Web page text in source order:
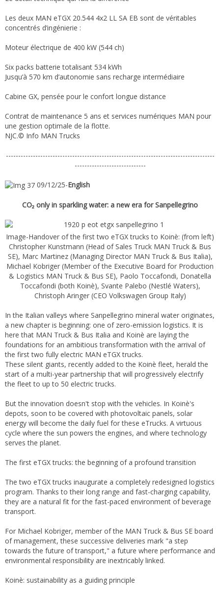
Les deux MAN eTGX 20.544 4x2 LL SA EB sont de véritables
concentrés d’ingénierie :
Moteur électrique de 400 kW (544 ch)
Six packs batterie totalisant 534 kWh
Jusqu’à 570 km d’autonomie sans recharge intermédiaire
Cabine GX, pensée pour le confort longue distance
Contrat de maintenance 5 ans et services numériques MAN pour
une gestion optimale de la flotte.
NJC.© Info MAN Trucks
-------------------------------------------------------------------------------------
-----------------------------
09/12/25-English
CO₂ only in sparkling water: a new era for Sanpellegrino
Image-Handover of the first two eTGX trucks to Koinè: (from left)
Christopher Kunstmann (Head of Sales Truck MAN Truck & Bus
SE), Marc Martinez (Managing Director MAN Truck & Bus Italia),
Michael Kobriger (Member of the Executive Board for Production
& Logistics MAN Truck & Bus SE), Paolo Toccafondi, Donatella
Toccafondi (both Koinè), Svante Palebo (Nestlé Waters),
Christoph Aringer (CEO Volkswagen Group Italy)
In the Italian valleys where Sanpellegrino mineral water originates,
a new chapter is beginning: one of zero-emission logistics. It is
here that MAN Truck & Bus Italia and Koinè are laying the
foundations for an ambitious transformation with the arrival of
the first two fully electric MAN eTGX trucks.
These silent giants, recently added to the Koinè fleet, herald the
start of a multi-year partnership that will progressively electrify
the fleet to up to 50 electric trucks.
But the innovation doesn't stop with the vehicles. In Koinè's
depots, soon to be covered with photovoltaic panels, solar
energy will become the daily fuel for these eTrucks. A virtuous
cycle where the sun powers the engines, and where technology
serves the planet.
The first eTGX trucks: the beginning of a profound transition
The two eTGX trucks inaugurate a completely redesigned logistics
program. Thanks to their long range and fast-charging capability,
they are a natural fit for the fast-paced environment of beverage
transport.
For Michael Kobriger, member of the MAN Truck & Bus SE board
of management, these successive deliveries mark "a step
towards the future of transport," a future where performance and
environmental responsibility are inextricably linked.
Koinè: sustainability as a guiding principle